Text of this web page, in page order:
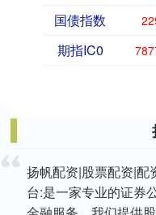
国债指数
期指IC0
扬帆配资|股票配资|配
台:是一家专业的证券